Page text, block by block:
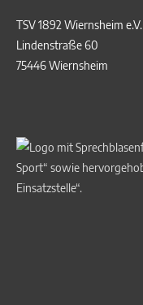
TSV 1892 Wiernsheim e.V.
Lindenstraße 60
75446 Wiernsheim